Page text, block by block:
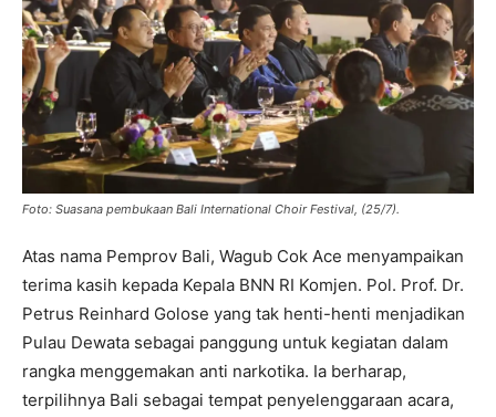
Foto: Suasana pembukaan Bali International Choir Festival, (25/7).
Atas nama Pemprov Bali, Wagub Cok Ace menyampaikan
terima kasih kepada Kepala BNN RI Komjen. Pol. Prof. Dr.
Petrus Reinhard Golose yang tak henti-henti menjadikan
Pulau Dewata sebagai panggung untuk kegiatan dalam
rangka menggemakan anti narkotika. Ia berharap,
terpilihnya Bali sebagai tempat penyelenggaraan acara,